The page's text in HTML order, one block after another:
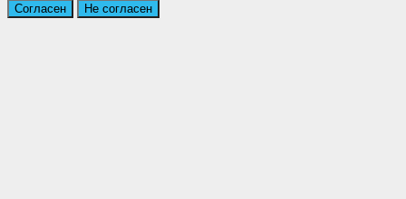
Согласен Не согласен